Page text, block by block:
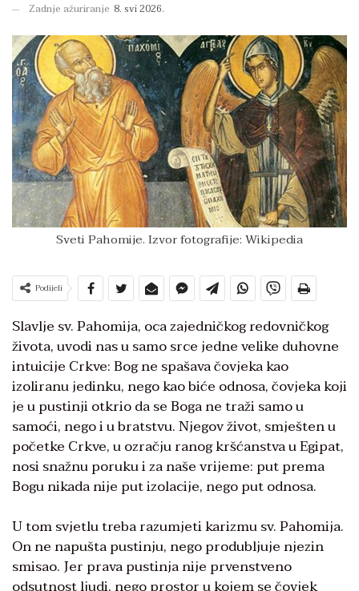
Zadnje ažuriranje 8. svi 2026.
Sveti Pahomije. Izvor fotografije: Wikipedia
Podijeli
Slavlje sv. Pahomija, oca zajedničkog redovničkog
života, uvodi nas u samo srce jedne velike duhovne
intuicije Crkve: Bog ne spašava čovjeka kao
izoliranu jedinku, nego kao biće odnosa, čovjeka koji
je u pustinji otkrio da se Boga ne traži samo u
samoći, nego i u bratstvu. Njegov život, smješten u
početke Crkve, u ozračju ranog kršćanstva u Egipat,
nosi snažnu poruku i za naše vrijeme: put prema
Bogu nikada nije put izolacije, nego put odnosa.
U tom svjetlu treba razumjeti karizmu sv. Pahomija.
On ne napušta pustinju, nego produbljuje njezin
smisao. Jer prava pustinja nije prvenstveno